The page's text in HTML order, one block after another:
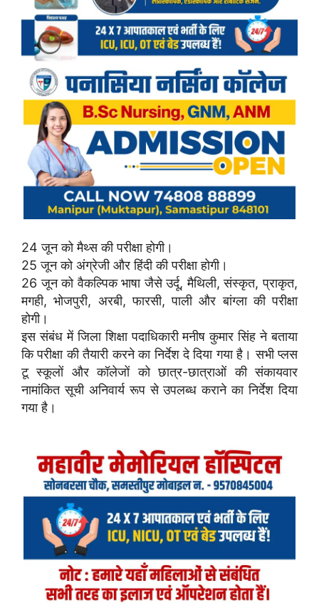
24 जून को मैथ्स की परीक्षा होगी।
25 जून को अंग्रेजी और हिंदी की परीक्षा होगी।
26 जून को वैकल्पिक भाषा जैसे उर्दू, मैथिली, संस्कृत, प्राकृत,
मगही, भोजपुरी, अरबी, फारसी, पाली और बांग्ला की परीक्षा
होगी।
इस संबंध में जिला शिक्षा पदाधिकारी मनीष कुमार सिंह ने बताया
कि परीक्षा की तैयारी करने का निर्देश दे दिया गया है। सभी प्लस
टू स्कूलों और कॉलेजों को छात्र-छात्राओं की संकायवार
नामांकित सूची अनिवार्य रूप से उपलब्ध कराने का निर्देश दिया
गया है।